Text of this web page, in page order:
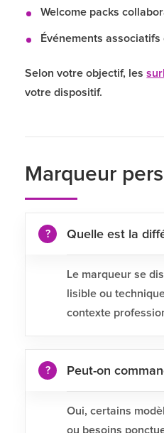
Welcome packs
Événements
Selon votre objectif, les
votre dispositif.
Marqueur
Quelle est la
Le marqueur se
lisible ou
contexte
Peut-on
Oui, certains
ou besoins